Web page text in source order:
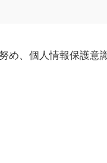
、個人情報保護意